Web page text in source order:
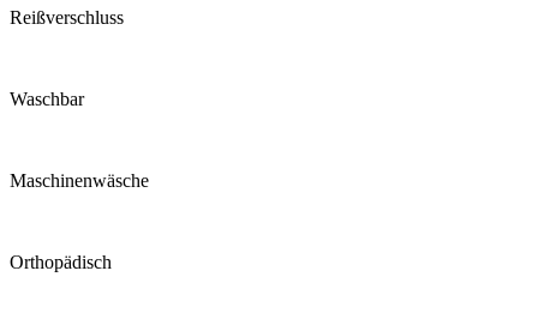
Reiß­verschluss
Waschbar
Maschinen­wäsche
Ortho­pädisch